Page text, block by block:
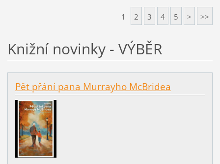
1 2 3 4 5 > >>
Knižní novinky - VÝBĚR
Pět přání pana Murrayho McBridea